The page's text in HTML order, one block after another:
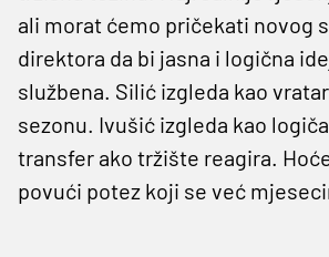
ali morat ćemo pričekati novog
direktora da bi jasna i logična
službena. Silić izgleda kao
sezonu. Ivušić izgleda kao
transfer ako tržište reagira.
povući potez koji se već